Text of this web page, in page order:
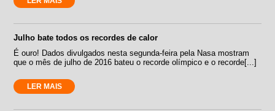
Julho bate todos os recordes de calor
É ouro! Dados divulgados nesta segunda-feira pela Nasa mostram
que o mês de julho de 2016 bateu o recorde olímpico e o recorde[...]
LER MAIS